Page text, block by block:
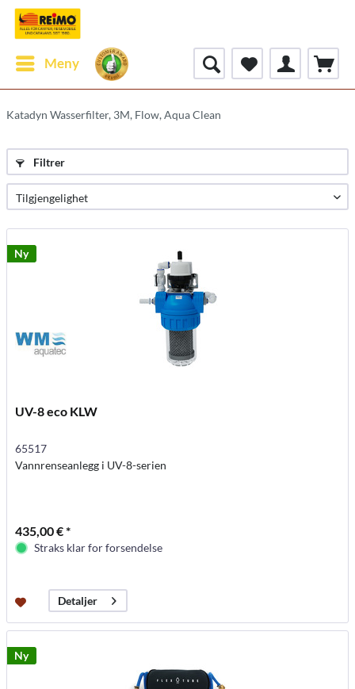
Meny
Katadyn Wasserfilter, 3M, Flow, Aqua Clean
Filtrer
Ny
UV-8 eco KLW
65517
Vannrenseanlegg i UV-8-serien
435,00 € *
Straks klar for forsendelse
Detaljer
Ny